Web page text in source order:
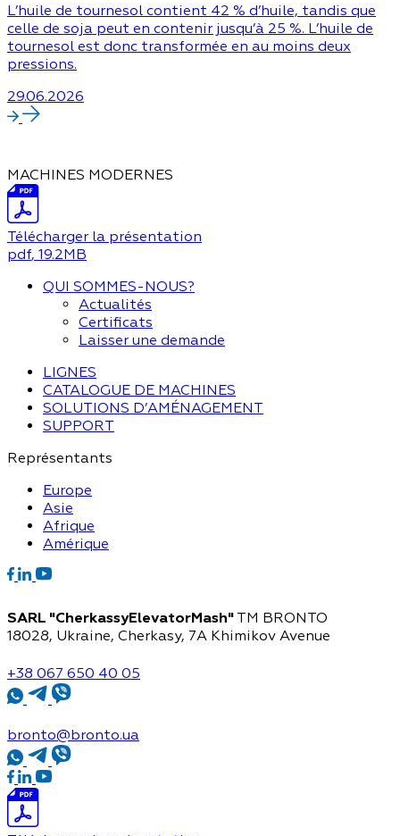
L’huile de tournesol contient 42 % d’huile, tandis que
celle de soja peut en contenir jusqu’à 25 %. L’huile de
tournesol est donc transformée en au moins deux
pressions.
29.06.2026
MACHINES MODERNES
Télécharger la présentation
pdf, 19.2MB
QUI SOMMES-NOUS?
Actualités
Certificats
Laisser une demande
LIGNES
CATALOGUE DE MACHINES
SOLUTIONS D’AMÉNAGEMENT
SUPPORT
Représentants
Europe
Asie
Afrique
Amérique
SARL "CherkassyElevatorMash" TM BRONTO
18028, Ukraine, Cherkasy, 7A Khimikov Avenue
+38 067 650 40 05
bronto@bronto.ua